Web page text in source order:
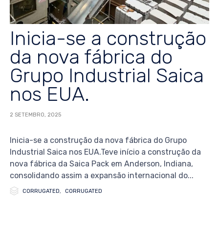
Inicia-se a construção
da nova fábrica do
Grupo Industrial Saica
nos EUA.
2 SETEMBRO, 2025
Inicia-se a construção da nova fábrica do Grupo
Industrial Saica nos EUA.Teve início a construção da
nova fábrica da Saica Pack em Anderson, Indiana,
consolidando assim a expansão internacional do...
 Category
CORRUGATED, CORRUGATED